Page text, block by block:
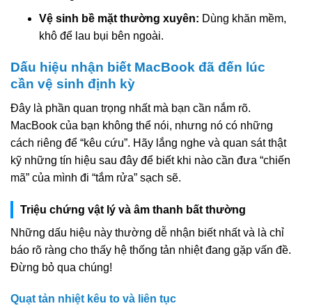
Vệ sinh bề mặt thường xuyên: Dùng khăn mềm,
khô để lau bụi bên ngoài.
Dấu hiệu nhận biết MacBook đã đến lúc
cần vệ sinh định kỳ
Đây là phần quan trọng nhất mà bạn cần nắm rõ.
MacBook của bạn không thể nói, nhưng nó có những
cách riêng để “kêu cứu”. Hãy lắng nghe và quan sát thật
kỹ những tín hiệu sau đây để biết khi nào cần đưa “chiến
mã” của mình đi “tắm rửa” sạch sẽ.
Triệu chứng vật lý và âm thanh bất thường
Những dấu hiệu này thường dễ nhận biết nhất và là chỉ
báo rõ ràng cho thấy hệ thống tản nhiệt đang gặp vấn đề.
Đừng bỏ qua chúng!
Quạt tản nhiệt kêu to và liên tục